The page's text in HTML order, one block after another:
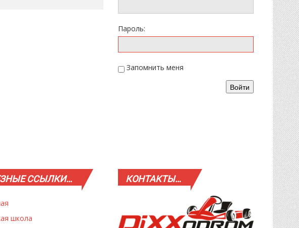
Пароль:
Запомнить меня
Войти
ССЫЛКИ…
школа
КОНТАКТЫ…